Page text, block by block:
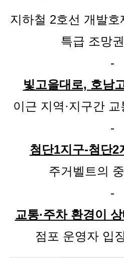
지하철 2호선 개발호
특급 조망
-
빛고을대로, 호남
이근 지역·지구간
-
첨단1지구-첨단2
주거벨트의
-
교통·주차 환경이
점포 운영자 입